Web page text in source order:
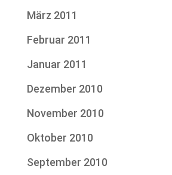
März 2011
Februar 2011
Januar 2011
Dezember 2010
November 2010
Oktober 2010
September 2010